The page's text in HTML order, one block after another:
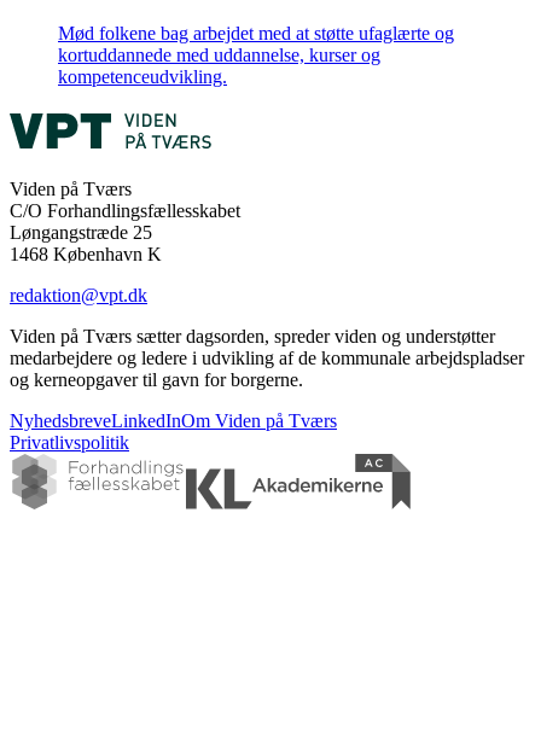
Mød folkene bag arbejdet med at støtte ufaglærte og
kortuddannede med uddannelse, kurser og
kompetenceudvikling.
Viden på Tværs
C/O Forhandlingsfællesskabet
Løngangstræde 25
1468 København K
redaktion@vpt.dk
Viden på Tværs sætter dagsorden, spreder viden og understøtter
medarbejdere og ledere i udvikling af de kommunale arbejdspladser
og kerneopgaver til gavn for borgerne.
NyhedsbreveLinkedInOm Viden på Tværs
Privatlivspolitik